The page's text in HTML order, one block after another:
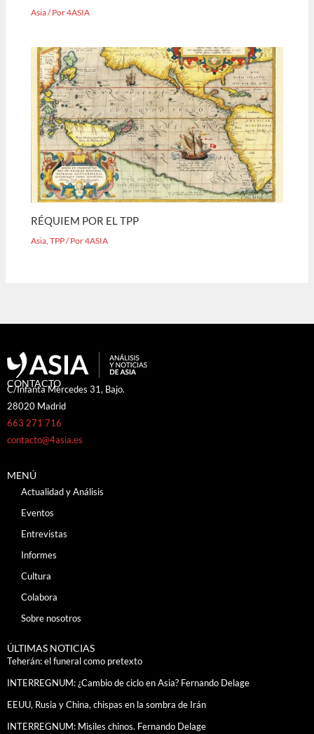
Asia/ Por4ASIA
RÉQUIEM POR EL TPP
Asia ,TPP/ Por4ASIA
CONTACTO
C/Infanta Mercedes 31, Bajo.
28020 Madrid
663 271 716
contacto@4asia.es
MENÚ
Actualidad y Análisis
Eventos
Entrevistas
Informes
Cultura
Colabora
Sobre nosotros
ÚLTIMAS NOTICIAS
Teherán: el funeral como pretexto
INTERREGNUM: ¿Cambio de ciclo en Asia? Fernando Delage
EEUU, Rusia y China, chispas en la sombra de Irán
INTERREGNUM: Misiles chinos. Fernando Delage